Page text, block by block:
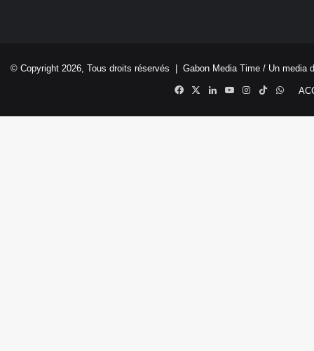
© Copyright 2026, Tous droits réservés | Gabon Media Time / Un media
Facebook
X LinkedinYouTubeInstagram
TikTok